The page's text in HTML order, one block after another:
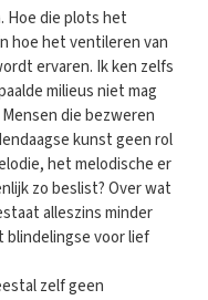
Hoe die plots het
hoe het ventileren van
ervaren. Ik ken zelfs
milieus niet mag
die bezweren
kunst geen rol
het melodische er
zo beslist? Over wat
alleszins minder
blindelingse voor lief
zelf geen